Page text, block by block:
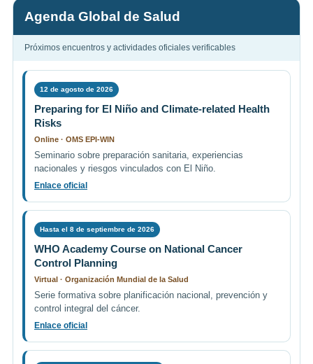
Agenda Global de Salud
Próximos encuentros y actividades oficiales verificables
12 de agosto de 2026
Preparing for El Niño and Climate-related Health
Risks
Online · OMS EPI-WIN
Seminario sobre preparación sanitaria, experiencias
nacionales y riesgos vinculados con El Niño.
Enlace oficial
Hasta el 8 de septiembre de 2026
WHO Academy Course on National Cancer
Control Planning
Virtual · Organización Mundial de la Salud
Serie formativa sobre planificación nacional, prevención y
control integral del cáncer.
Enlace oficial